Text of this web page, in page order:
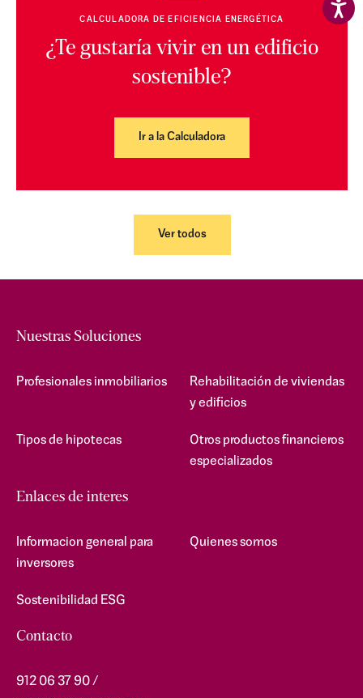
CALCULADORA DE EFICIENCIA ENERGÉTICA
¿Te gustaría vivir en un edificio
sostenible?
Ir a la Calculadora
Ver todos
Nuestras Soluciones
Profesionales inmobiliarios
Rehabilitación de viviendas
y edificios
Tipos de hipotecas
Otros productos financieros
especializados
Enlaces de interes
Informacion general para
inversores
Quienes somos
Sostenibilidad ESG
Contacto
912 06 37 90